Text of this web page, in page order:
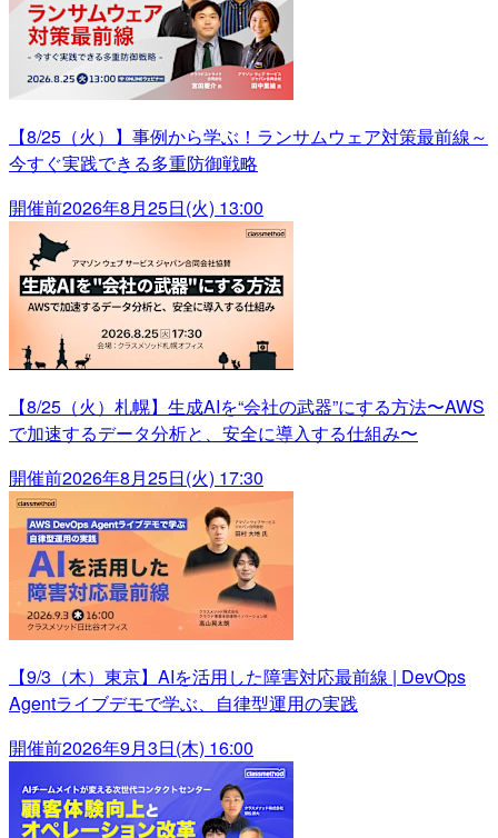
【8/25（火）】事例から学ぶ！ランサムウェア対策最前線～
今すぐ実践できる多重防御戦略
開催前2026年8月25日(火) 13:00
【8/25（火）札幌】生成AIを“会社の武器”にする方法〜AWS
で加速するデータ分析と、安全に導入する仕組み〜
開催前2026年8月25日(火) 17:30
【9/3（木）東京】AIを活用した障害対応最前線 | DevOps
Agentライブデモで学ぶ、自律型運用の実践
開催前2026年9月3日(木) 16:00